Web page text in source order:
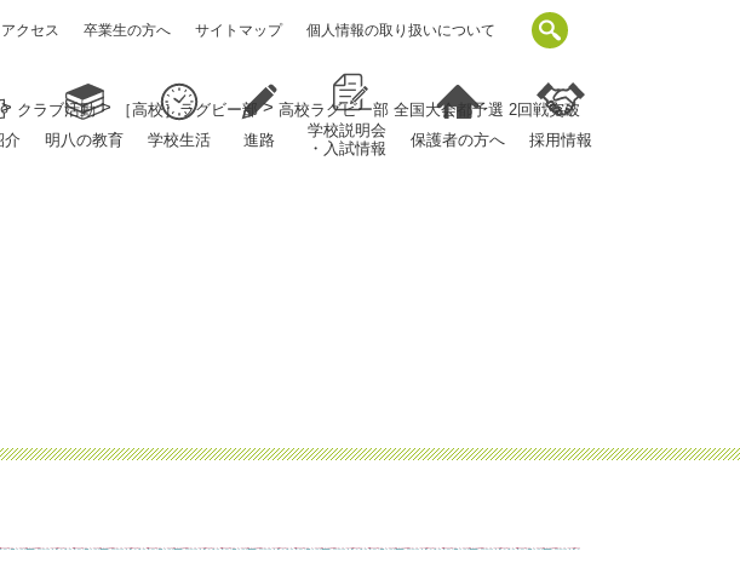
アクセス 卒業生の方へ サイトマップ 個人情報の取り扱いについて
介 明八の教育 学校生活 進路
学校説明会
・入試情報
保護者の方へ 採用情報
クラブ活動> ［高校］ラグビー部> 高校ラグビー部 全国大会都予選 2回戦突破